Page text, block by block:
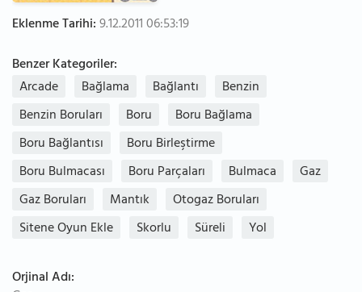
Eklenme Tarihi:9.12.2011 06:53:19
Benzer Kategoriler:
Arcade
Bağlama Bağlantı
Benzin
Benzin Boruları
Boru
Boru Bağlama
Boru Bağlantısı
Boru Birleştirme
Boru Bulmacası
Boru Parçaları Bulmaca
Gaz
Gaz Boruları
Mantık
Otogaz Boruları
Sitene Oyun Ekle
Skorlu Süreli Yol
Orjinal Adı: